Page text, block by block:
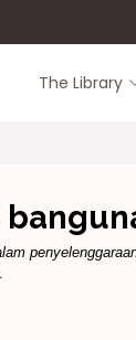
The Library